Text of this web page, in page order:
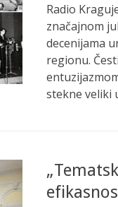
s
t
e
o
n
Radio
značajnom
decenijama
regionu.
stekne veliki